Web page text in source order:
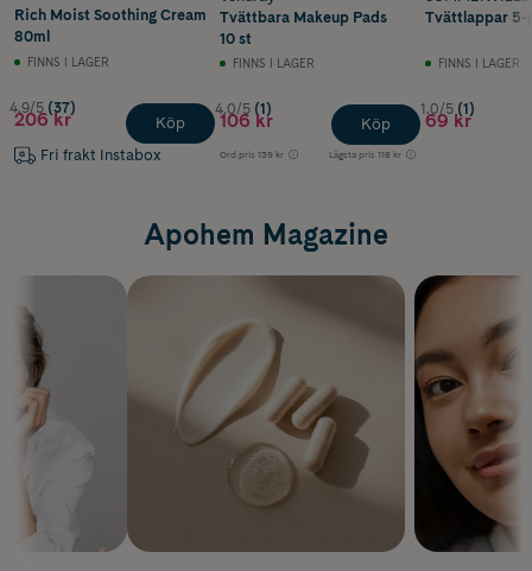
Rich Moist Soothing Cream
80ml
FINNS I LAGER
4.9/5 (37)
206 kr
Fri frakt Instabox
Köp
Tvättbara Makeup Pads
10 st
FINNS I LAGER
4.0/5 (1)
106 kr
Ord.pris 139 kr Lägsta pris 118 kr
Köp
Tvättlappar 5-
FINNS I LAGER
1.0/5 (1)
69 kr
Apohem Magazine